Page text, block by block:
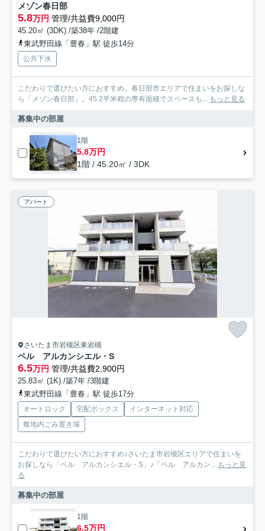
メゾン春日部
5.8万円 管理/共益費9,000円
45.20㎡ (3DK) /築38年 /2階建
東武野田線「豊春」駅 徒歩14分
公共下水
こだわりで選びたい方におすすめ。春日部市エリアで住まいをお探しな
ら「メゾン春日部」。45.2平米程の専有面積でスペースも... もっと見る
募集中の部屋
1階
5.8万円
1階 / 45.20㎡ / 3DK
アパート
さいたま市岩槻区東岩槻
ベル アルカンシエル・S
6.5万円 管理/共益費2,900円
25.83㎡ (1K) /築7年 /3階建
東武野田線「豊春」駅 徒歩17分
オートロック 宅配ボックス
インターネット対応
敷地内ごみ置き場
こだわりで選びたい方におすすめ♪さいたま市岩槻区エリアで住まいを
お探しなら「ベル アルカンシエル・S」♪「ベル アルカン... もっと見
る
募集中の部屋
1階
6.5万円